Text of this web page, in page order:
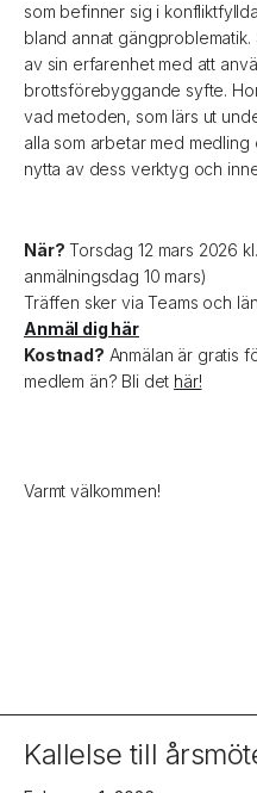
som befinner sig i
bland annat
av sin erfarenhet med att
brottsförebyggande syfte.
vad metoden, som lärs ut
alla som arbetar med
nytta av dess verktyg och
När? Torsdag 12 mars 2026
anmälningsdag 10 mars)
Träffen sker via Teams och
Anmäl dig här
Kostnad? Anmälan är gratis
medlem än? Bli det här!
Varmt välkommen!
Kallelse till